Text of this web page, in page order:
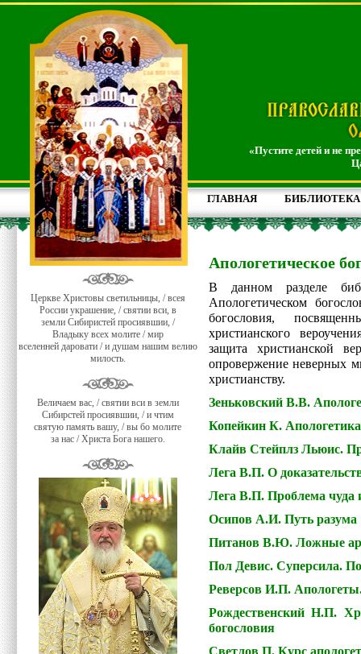
«Пустите детей и не
ГЛАВНАЯ БИБЛИОТЕКА
Церкве Христовы светильницы, / всея
России украшение, / святии вси, в
земли Сибиристей просиявшии, /
Владыку всех молите / мир
вселенней даровати / и душам нашим велию
милость.
Величаем вас, / святии вси в земли
Сибирстей просиявшии, / и чтим
святую память вашу, / вы бо молите
за нас / Христа Бога нашего.
Апологетическое
В данном разделе
Апологетическом
богословия,
христианского
защита христианской
опровержение неверных
христианству.
Зеньковский В.В.
Копейкин К. Апологетика
Клайв Стейплз Льюис.
Лега В.П. О
Лега В.П. Проблема чуда
Осипов А.И. Путь разума
Питанов В.Ю. Ложные
Пол Девис. Суперсила.
Реверсов И.П.
Рождественский Н.П.
богословия